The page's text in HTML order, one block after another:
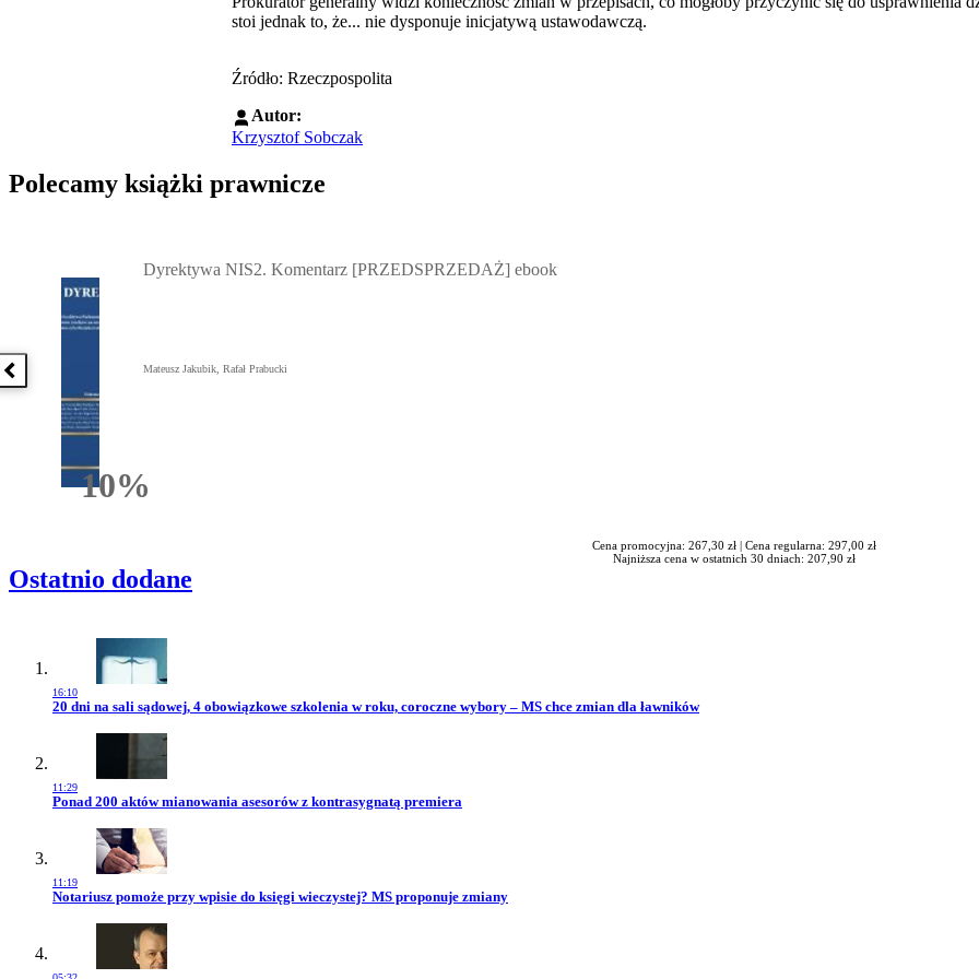
stoi jednak to, że... nie dysponuje inicjatywą ustawodawczą.
Źródło: Rzeczpospolita
Autor:
Krzysztof Sobczak
Polecamy książki prawnicze
Poprzednia książka
10%Rabatu
Dyrektywa NIS2. Komentarz [PRZEDSPRZEDAŻ] ebook
Mateusz Jakubik, Rafał Prabucki
Cena promocyjna: 267,30 zł | Cena regularna: 297,00 zł
Najniższa cena w ostatnich 30 dniach: 207,90 zł
Ostatnio dodane
16:10
Przejdź do artykułu:
20 dni na sali sądowej, 4 obowiązkowe szkolenia w roku, coroczne wybory – MS chce zmian dla ławników
11:29
Przejdź do artykułu:
Ponad 200 aktów mianowania asesorów z kontrasygnatą premiera
11:19
Przejdź do artykułu:
Notariusz pomoże przy wpisie do księgi wieczystej? MS proponuje zmiany